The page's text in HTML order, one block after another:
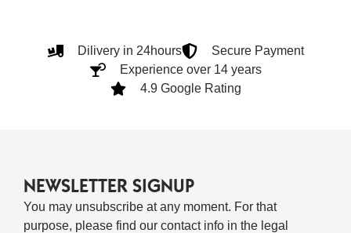
Dilivery in 24hours
Secure Payment
Experience over 14 years
4.9 Google Rating
NEWSLETTER SIGNUP
You may unsubscribe at any moment. For that
purpose, please find our contact info in the legal